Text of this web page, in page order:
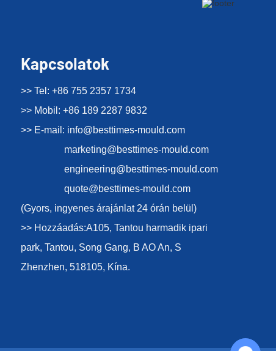
Kapcsolatok
>> Tel: +86 755 2357 1734
>> Mobil: +86 189 2287 9832
>> E-mail: info@besttimes-mould.com
marketing@besttimes-mould.com
engineering@besttimes-mould.com
quote@besttimes-mould.com
(Gyors, ingyenes árajánlat 24 órán belül)
>> Hozzáadás:A105, Tantou harmadik ipari
park, Tantou, Song Gang, B AO An, S
Zhenzhen, 518105, Kína.